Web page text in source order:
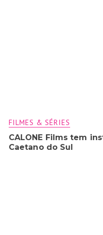
FILMES & SÉRIES
CALONE Films tem
Caetano do Sul